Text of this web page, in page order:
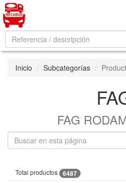
Inicio Subcategorías
FAG
Total productos 6487